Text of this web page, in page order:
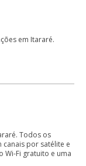
em Itararé.
Todos os
por satélite e
Wi-Fi gratuito e uma